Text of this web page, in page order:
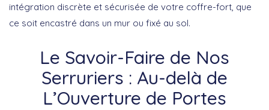
intégration discrète et sécurisée de votre coffre-fort, que
ce soit encastré dans un mur ou fixé au sol.
Le Savoir-Faire de Nos
Serruriers : Au-delà de
L’Ouverture de Portes